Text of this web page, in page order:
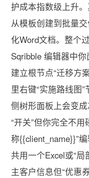
护成本指数级上升
从模板创建到批量
化Word文档。整个
Sqribble 编辑器中
建立根节点“迁移方
里右键“实施路线图
侧树形面板上会变
“开关”但你完全不
称{{client_name}}”
共用一个Excel或“
主客户信息但“优惠